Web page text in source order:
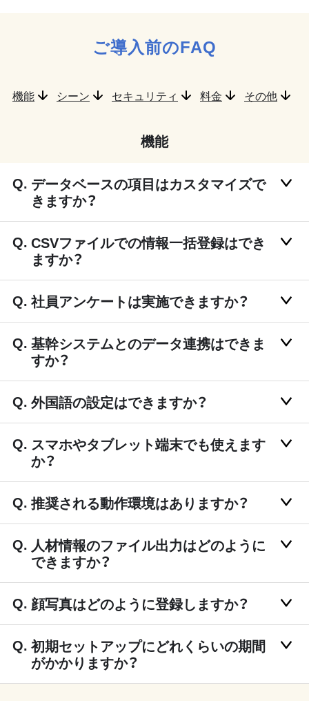
ご導入前のFAQ
機能 シーン セキュリティ 料金 その他
機能
データベースの項目はカスタマイズで
きますか？
CSVファイルでの情報一括登録はでき
ますか？
社員アンケートは実施できますか？
基幹システムとのデータ連携はできま
すか？
外国語の設定はできますか？
スマホやタブレット端末でも使えます
か？
推奨される動作環境はありますか？
人材情報のファイル出力はどのように
できますか？
顔写真はどのように登録しますか？
初期セットアップにどれくらいの期間
がかかりますか？